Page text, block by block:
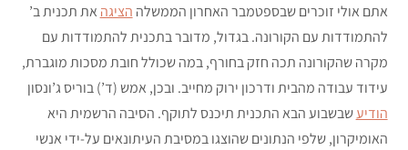
אתם אולי זוכרים שבספטמבר האחרון הממשלה הציגה את תכנית ב’
להתמודדות עם הקורונה. בגדול, מדובר בתכנית להתמודדות עם
מקרה שהקורונה תכה חזק בחורף, במה שכולל חובת מסכות מוגברת,
עידוד עבודה מהבית ודרכון ירוק מחייב. ובכן, אמש (ד’) בוריס ג’ונסון
הודיעשבשבוע הבא התכנית תיכנס לתוקף. הסיבה הרשמית היא
האומיקרון, שלפי הנתונים שהוצגו במסיבת העיתונאים על-ידי אנשי